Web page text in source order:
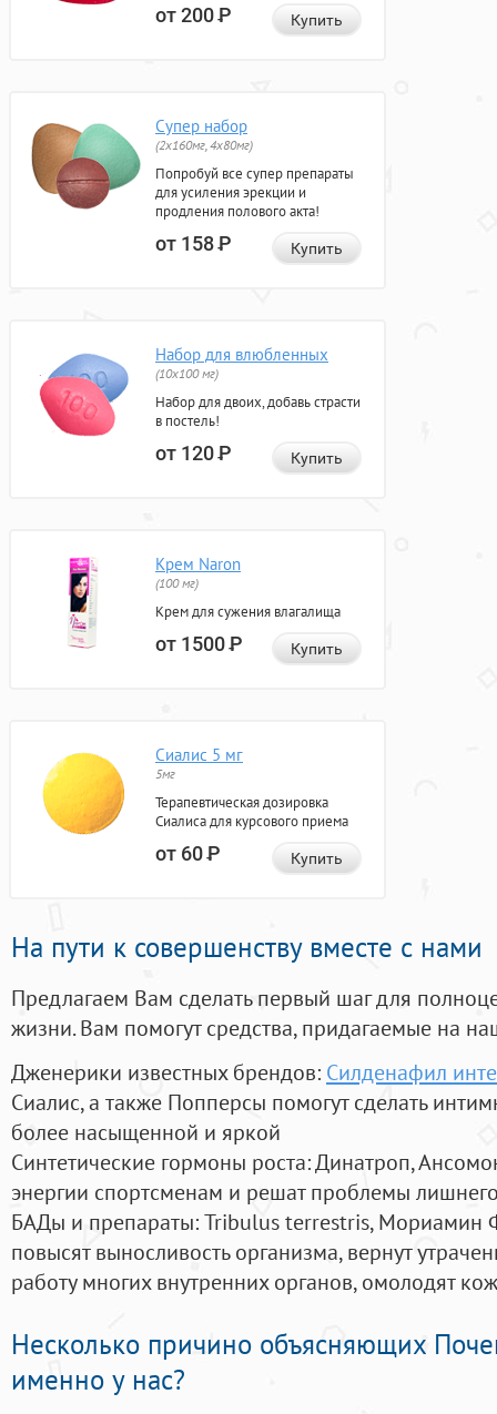
от 200Р Купить
Супер набор
(2х160мг, 4х80мг)
Попробуй все супер препараты
для усиления эрекции и
продления полового акта!
от 158Р Купить
Набор для влюбленных
(10х100 мг)
Набор для двоих, добавь страсти
в постель!
от 120Р Купить
Крем Naron
(100 мг)
Крем для сужения влагалища
от 1500Р Купить
Сиалис 5 мг
5мг
Терапевтическая дозировка
Сиалиса для курсового приема
от 60Р Купить
На пути к совершенству вместе с нами
Предлагаем Вам сделать первый шаг для
жизни. Вам помогут средства, придагаемые на
Дженерики известных брендов: Силденафил
Сиалис, а также Попперсы помогут сделать
более насыщенной и яркой
Синтетические гормоны роста: Динатроп,
энергии спортсменам и решат проблемы
БАДы и препараты:Tribulus terrestris, Мориамин
повысят выносливость организма, вернут
работу многих внутренних органов, омолодят
Несколько причино объясняющих
именно у нас?